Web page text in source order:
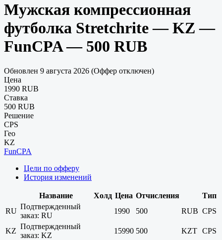
Мужская компрессионная
футболка Stretchrite — KZ —
FunCPA — 500 RUB
Обновлен 9 августа 2026 (Оффер отключен)
Цена
1990 RUB
Ставка
500 RUB
Решение
CPS
Гео
KZ
FunCPA
Цели по офферу
История изменений
Название Холд Цена Отчисления
Тип
RU
Подтвержденный
заказ: RU
1990 500 RUB CPS
KZ
Подтвержденный
заказ: KZ
15990 500 KZT CPS